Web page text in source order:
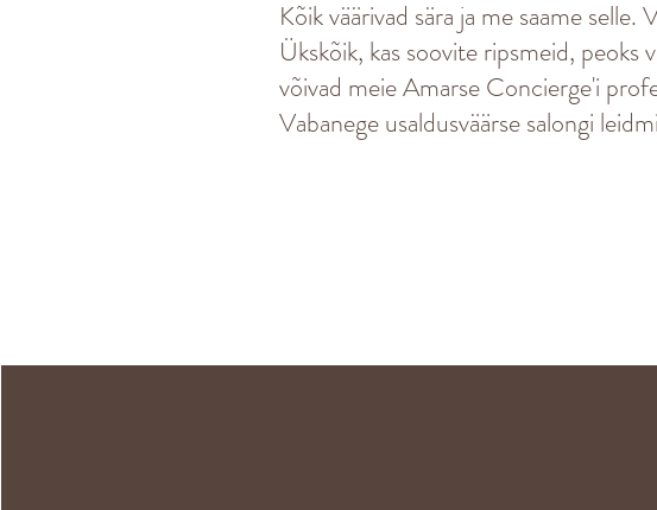
Kõik väärivad sära ja me saame
Ükskõik, kas soovite ripsmeid,
võivad meie Amarse Concierge'i
Vabanege usaldusväärse salongi